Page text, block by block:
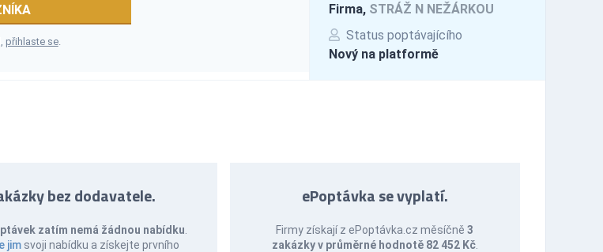
Firma, STRÁŽ N NEŽÁRKOU
Status poptávajícího
Nový na platformě
přihlaste se.
bez dodavatele.
zatím nemá žádnou nabídku
jim svoji nabídku a získejte prvního
ePoptávka se vyplatí.
Firmy získají z ePoptávka.cz měsíčně3
zakázky v průměrné hodnotě 82 452 Kč.